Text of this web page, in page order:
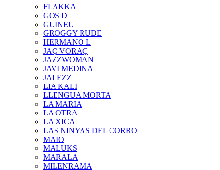
FLAKKA
GOS D
GUINEU
GROGGY RUDE
HERMANO L
JAÇ VORAÇ
JAZZWOMAN
JAVI MEDINA
JALEZZ
LIA KALI
LLENGUA MORTA
LA MARIA
LA OTRA
LA XICA
LAS NINYAS DEL CORRO
MAIO
MALUKS
MARALA
MILENRAMA